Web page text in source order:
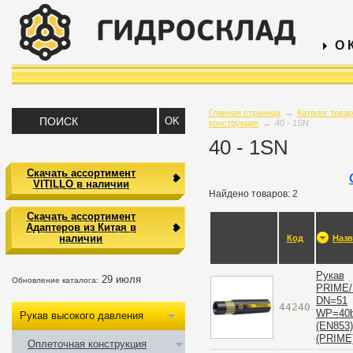
О
Главная страница →
Каталог
конструкция → 40 - 1SN
40 - 1SN
Найдено товаров: 2
Код
44240
Рукав
DN=51
(EN853)
Скачать ассортимент
VITILLO в наличии
Скачать ассортимент
Адаптеров из Китая в
наличии
Обновление каталога: 29 июля
Рукав высокого давления
Оплеточная конструкция